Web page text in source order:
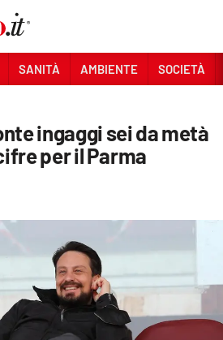
SANITÀ AMBIENTE SOCIETÀ
ingaggi sei da metà
per il Parma